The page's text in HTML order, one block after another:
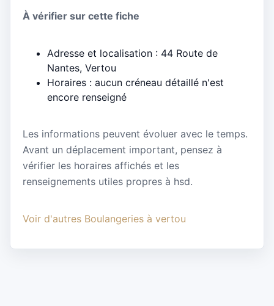
À vérifier sur cette fiche
Adresse et localisation : 44 Route de
Nantes, Vertou
Horaires : aucun créneau détaillé n'est
encore renseigné
Les informations peuvent évoluer avec le temps.
Avant un déplacement important, pensez à
vérifier les horaires affichés et les
renseignements utiles propres à hsd.
Voir d'autres Boulangeries à vertou